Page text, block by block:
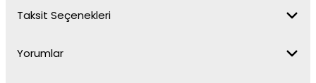
Taksit Seçenekleri
Yorumlar